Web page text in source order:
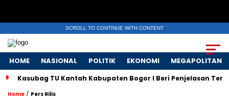
SCROLL TO CONTINUE WITH CONTENT
HOME NASIONAL POLITIK EKONOMI MEGAPOLITAN
Kasubag TU Kantah Kabupaten Bogor I Beri Penjelasan
Home / Pers Rilis